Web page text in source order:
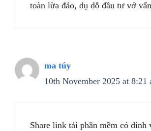
toàn lừa đảo, dụ dỗ đầu tư vớ
ma túy
10th November 2025 at 8:21
Share link tải phần mềm có dính